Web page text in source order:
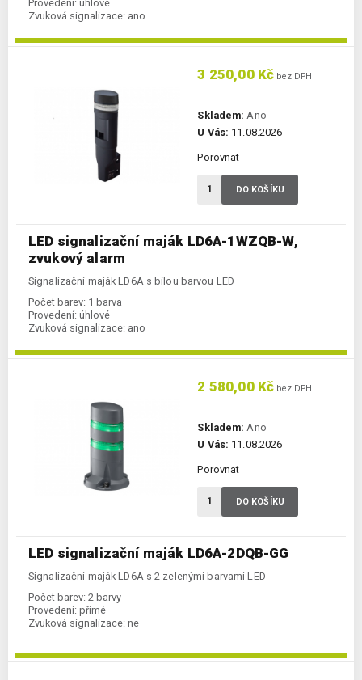
Provedení: úhlové
Zvuková signalizace: ano
LED signalizační maják LD6A-1WZQB-W,
zvukový alarm
Signalizační maják LD6A s bílou barvou LED
Počet barev: 1 barva
Provedení: úhlové
Zvuková signalizace: ano
3 250,00 Kč bez DPH
Skladem: Ano
U Vás: 11.08.2026
Porovnat
DO KOŠÍKU
LED signalizační maják LD6A-2DQB-GG
Signalizační maják LD6A s 2 zelenými barvami LED
Počet barev: 2 barvy
Provedení: přímé
Zvuková signalizace: ne
2 580,00 Kč bez DPH
Skladem: Ano
U Vás: 11.08.2026
Porovnat
DO KOŠÍKU